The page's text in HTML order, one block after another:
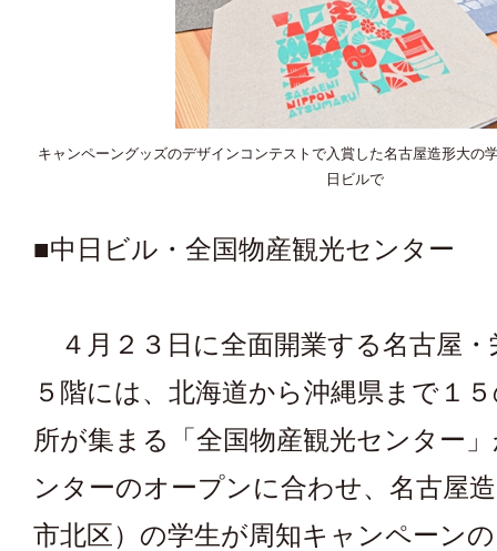
キャンペーングッズのデザインコンテストで入賞した名古屋造形大の
日ビルで
■中日ビル・全国物産観光センター
４月２３日に全面開業する名古屋・
５階には、北海道から沖縄県まで１
所が集まる「全国物産観光センター
ンターのオープンに合わせ、名古屋
市北区）の学生が周知キャンペーン